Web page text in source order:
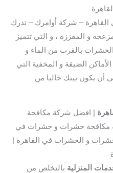
– شركة أوامرك – تدرك
و المقززة ، و التي تتميز
الحشرات بالقرب من الماء و
الضيقة و المخفية التي
أن يكون بيتك خاليا من
| افضل شركة مكافحة
مكافحة حشرات و حشرات في
و الحشرات في القاهرة |
المنزلية بالتخلص من